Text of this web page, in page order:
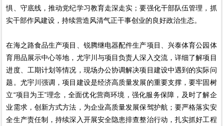
惧、守底线，推动党纪学习教育走深走实；要强化干部队伍管理，抓
实干部作风建设，持续营造风清气正干事创业的良好政治生态。
在海之路食品生产项目、锐腾继电器配件生产项目、兴泰体育公园体
育用品展示中心等地，尤宇川与项目负责人深入交流，详细了解项目
进度、工期计划等情况，现场办公协调解决项目建设中遇到的实际问
题。尤宇川强调，项目建设是经济高质量发展的重要支撑，要牢固树
立“项目为王”理念，全面优化营商环境，强化服务保障，及时了解企
业需求，创新方式方法，为企业高质量发展保驾护航；要严格落实安
全生产责任制，持续深入开展安全隐患排查整治行动，扎实抓好工程